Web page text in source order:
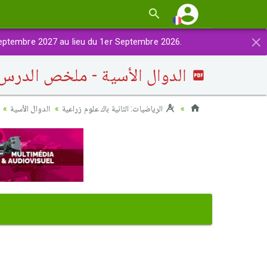
×
2027 au lieu du 1er Septembre 2026.
الدوال الأسية - ملخص الدرس
الرياضيات: الثانية باك علوم زراعية الدوال الأسية